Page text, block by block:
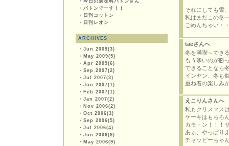
・ 今日の調味料バトンさん
・ バトンでーす！！
・ 日刊コットン
・ 日刊レオン
ARCHIVES
・ Jun 2009(3)
・ May 2009(5)
・ Apr 2009(6)
・ Sep 2007(2)
・ Jul 2007(3)
・ Jun 2007(1)
・ Feb 2007(1)
・ Jan 2007(2)
・ Nov 2006(2)
・ Oct 2006(3)
・ Sep 2006(5)
・ Jul 2006(4)
・ Jun 2006(8)
・ May 2006(9)
それにしても雪
私はまだこの冬
ごめんちゃい・
taeさんへ
冬を満喫～でき
もう寒いのが勝
できることなら
インヤン、冬も
重ね着の楽しみ
えこりんさんへ
私もクリスマス
ケーキはもちろ
カモ－ン！！！
あぁ、やっぱり
チャッピーちゃ